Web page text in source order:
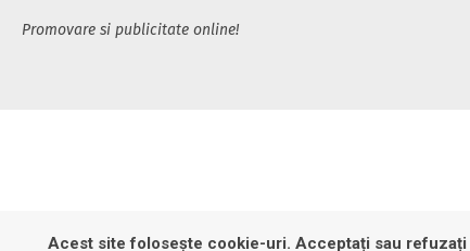
Promovare si publicitate online!
Acest site folosește cookie-uri. Acceptați sau